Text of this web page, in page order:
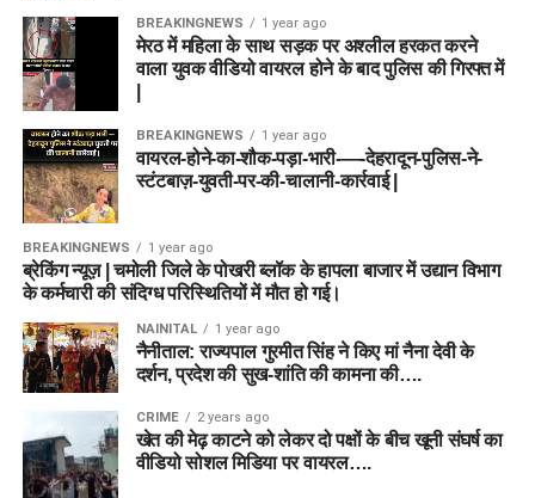
BREAKINGNEWS 1 year ago
मेरठ में महिला के साथ सड़क पर अश्लील हरकत करने
वाला युवक वीडियो वायरल होने के बाद पुलिस की गिरफ्त में
BREAKINGNEWS 1 year ago
वायरल-होने-का-शौक-पड़ा-भारी-—-देहरादून-पुलिस-ने-
स्टंटबाज़-युवती-पर-की-चालानी-कार्रवाई |
BREAKINGNEWS 1 year ago
ब्रेकिंग न्यूज़ | चमोली जिले के पोखरी ब्लॉक के हापला बाजार में उद्यान विभाग
के कर्मचारी की संदिग्ध परिस्थितियों में मौत हो गई।
NAINITAL 1 year ago
नैनीताल: राज्यपाल गुरमीत सिंह ने किए मां नैना देवी के
दर्शन, प्रदेश की सुख-शांति की कामना की….
CRIME 2 years ago
खेत की मेढ़ काटने को लेकर दो पक्षों के बीच खूनी संघर्ष का
वीडियो सोशल मिडिया पर वायरल….